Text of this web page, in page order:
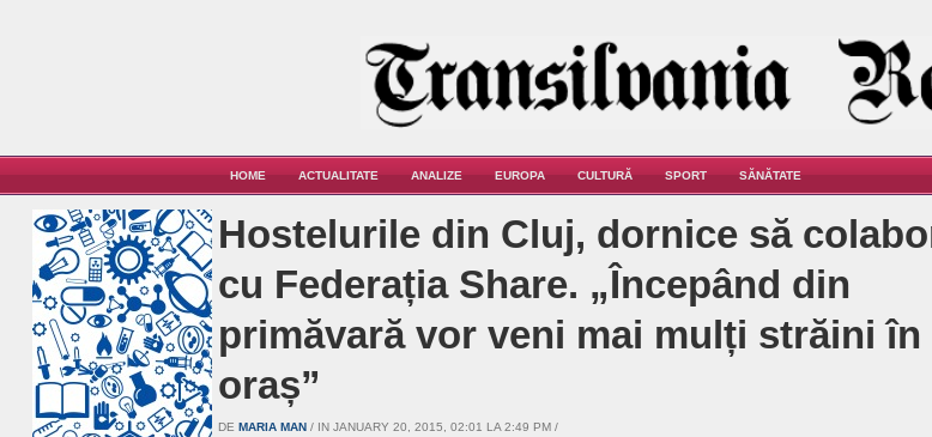
HOME ACTUALITATE ANALIZE EUROPA CULTURĂ SPORT SĂNĂTATE
Hostelurile din Cluj, dornice să
cu Federația Share. „Începând din
primăvară vor veni mai mulți străini în
oraș”
DE MARIA MAN / IN JANUARY 20, 2015, 02:01 LA 2:49 PM /